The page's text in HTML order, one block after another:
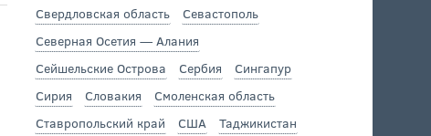
Свердловская область
Севастополь
Северная Осетия — Алания
Сейшельские Острова
Сербия
Сингапур
Сирия
Словакия
Смоленская область
Ставропольский край
США
Таджикистан